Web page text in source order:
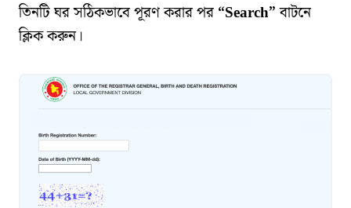
তিনটি ঘর সঠিকভাবে পূরণ করার পর“Search”বাটনে
ক্লিক করুন।